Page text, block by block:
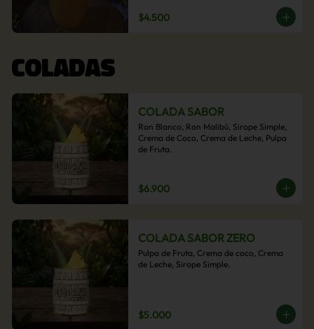
$4.500
COLADAS
COLADA SABOR
Ron Blanco, Ron Malibú, Sirope Simple,
Crema de Coco, Crema de Leche, Pulpa
de Fruta.
$6.900
COLADA SABOR ZERO
Pulpa de Fruta, Crema de coco, Crema
de Leche, Sirope Simple.
$5.000